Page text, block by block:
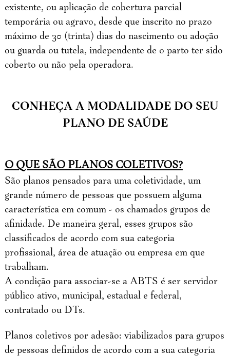
existente, ou aplicação de cobertura parcial
temporária ou agravo, desde que inscrito no prazo
máximo de 30 (trinta) dias do nascimento ou adoção
ou guarda ou tutela, independente de o parto ter sido
coberto ou não pela operadora.
CONHEÇA A MODALIDADE DO SEU
PLANO DE SAÚDE
O QUE SÃO PLANOS COLETIVOS?
São planos pensados para uma coletividade, um
grande número de pessoas que possuem alguma
característica em comum - os chamados grupos de
afinidade. De maneira geral, esses grupos são
classificados de acordo com sua categoria
profissional, área de atuação ou empresa em que
trabalham.
A condição para associar-se a ABTS é ser servidor
público ativo, municipal, estadual e federal,
contratado ou DTs.
Planos coletivos por adesão: viabilizados para grupos
de pessoas definidos de acordo com a sua categoria